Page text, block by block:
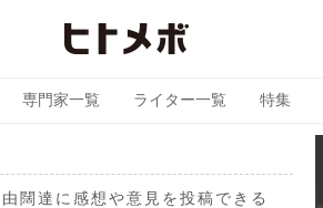
専門家一覧 ライター一覧 特集
闊達に感想や意見を投稿できる